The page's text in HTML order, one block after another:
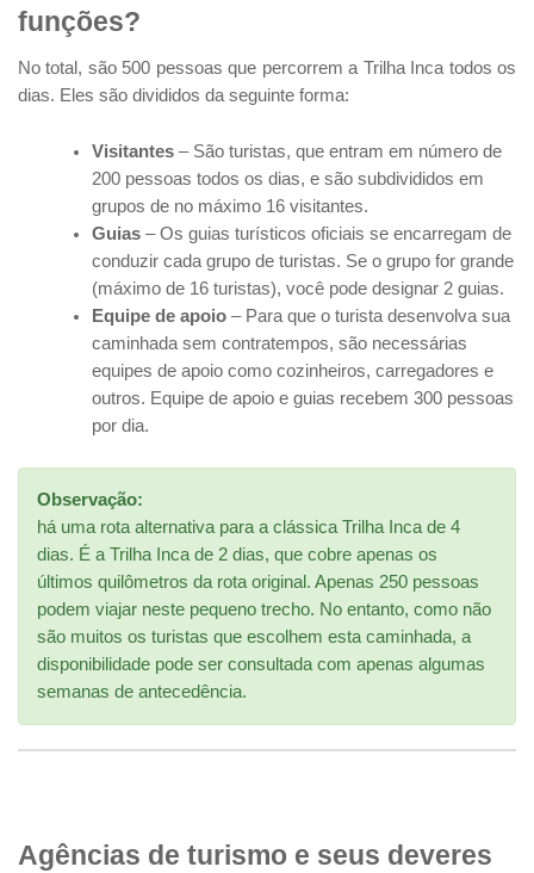
funções?
No total, são 500 pessoas que percorrem a Trilha Inca todos os
dias. Eles são divididos da seguinte forma:
Visitantes – São turistas, que entram em número de
200 pessoas todos os dias, e são subdivididos em
grupos de no máximo 16 visitantes.
Guias – Os guias turísticos oficiais se encarregam de
conduzir cada grupo de turistas. Se o grupo for grande
(máximo de 16 turistas), você pode designar 2 guias.
Equipe de apoio – Para que o turista desenvolva sua
caminhada sem contratempos, são necessárias
equipes de apoio como cozinheiros, carregadores e
outros. Equipe de apoio e guias recebem 300 pessoas
por dia.
Observação:
há uma rota alternativa para a clássica Trilha Inca de 4
dias. É a Trilha Inca de 2 dias, que cobre apenas os
últimos quilômetros da rota original. Apenas 250 pessoas
podem viajar neste pequeno trecho. No entanto, como não
são muitos os turistas que escolhem esta caminhada, a
disponibilidade pode ser consultada com apenas algumas
semanas de antecedência.
Agências de turismo e seus deveres